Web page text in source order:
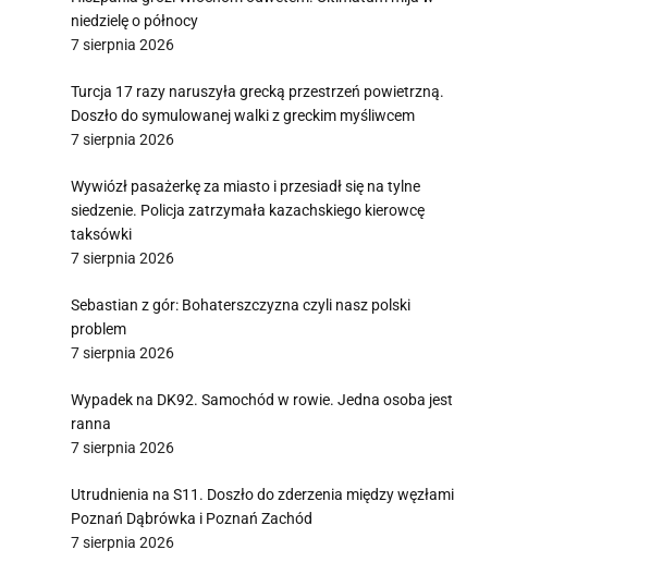
niedzielę o północy
7 sierpnia 2026
Turcja 17 razy naruszyła grecką przestrzeń powietrzną.
Doszło do symulowanej walki z greckim myśliwcem
7 sierpnia 2026
Wywiózł pasażerkę za miasto i przesiadł się na tylne
siedzenie. Policja zatrzymała kazachskiego kierowcę
taksówki
7 sierpnia 2026
Sebastian z gór: Bohaterszczyzna czyli nasz polski
problem
7 sierpnia 2026
Wypadek na DK92. Samochód w rowie. Jedna osoba jest
ranna
7 sierpnia 2026
Utrudnienia na S11. Doszło do zderzenia między węzłami
Poznań Dąbrówka i Poznań Zachód
7 sierpnia 2026